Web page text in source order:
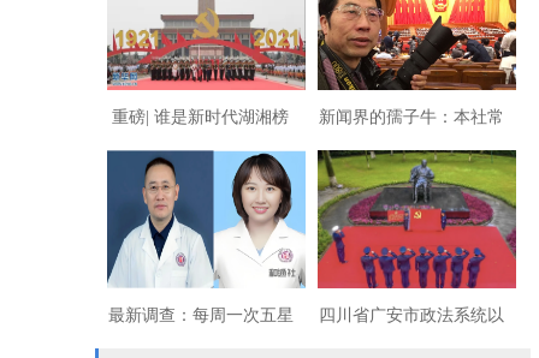
化复兴
重磅| 谁是新时代湖湘榜
样？寻找新时代湖湘人物
大型公益活动全面启动！
新闻界的孺子牛：本社常
务副社长兼常务副总编辑
王驰云
最新调查：每周一次五星 四川省广安市政法系统以